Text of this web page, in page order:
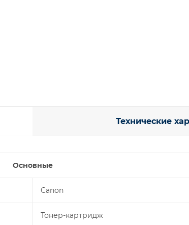
Технические
Основные
Canon
Тонер-картридж